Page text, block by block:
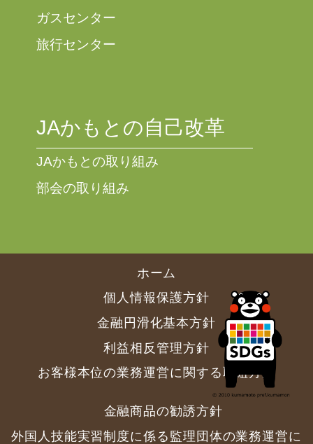
ガスセンター
旅行センター
JAかもとの自己改革
JAかもとの取り組み
部会の取り組み
ホーム
個人情報保護方針
金融円滑化基本方針
利益相反管理方針
お客様本位の業務運営に関する取組方針
金融商品の勧誘方針
外国人技能実習制度に係る監理団体の業務運営に